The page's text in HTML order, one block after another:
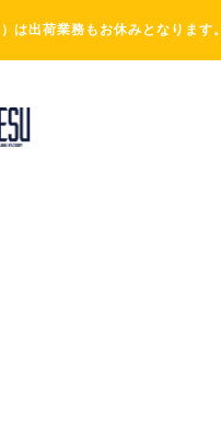
は出荷業務もお休みとなります。